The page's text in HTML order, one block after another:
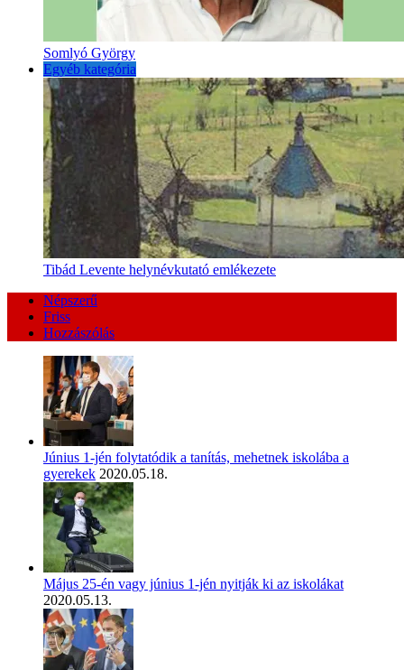
Somlyó György
Egyéb kategória
Tibád Levente helynévkutató emlékezete
Népszerű
Friss
Hozzászólás
Június 1-jén folytatódik a tanítás, mehetnek iskolába a
gyerekek 2020.05.18.
Május 25-én vagy június 1-jén nyitják ki az iskolákat
2020.05.13.